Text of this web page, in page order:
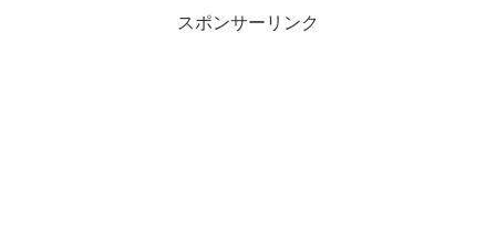
スポンサーリンク